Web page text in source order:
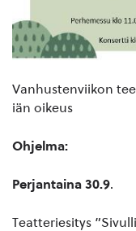
Vanhustenviikon
iän oikeus
Ohjelma:
Perjantaina 30.9.
Teatteriesitys